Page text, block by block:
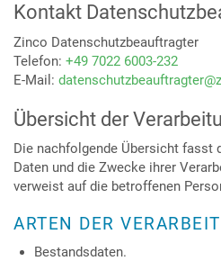
Kontakt
Zinco Datenschutzbeauftragter
Telefon: +49 7022 6003-232
E-Mail:
Übersicht der
Die nachfolgende Übersicht fasst
Daten und die Zwecke ihrer
verweist auf die betroffenen
ARTEN DER
Bestandsdaten.